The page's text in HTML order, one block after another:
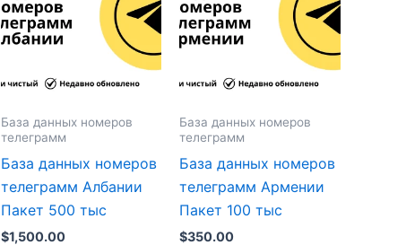
База данных номеров
телеграмм
База данных номеров
телеграмм Албании
Пакет 500 тыс
$1,500.00
База данных номеров
телеграмм
База данных номеров
телеграмм Армении
Пакет 100 тыс
$350.00